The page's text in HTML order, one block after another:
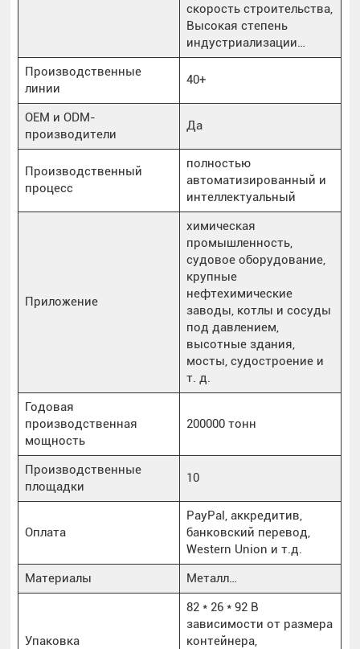
скорость строительства,
Высокая степень
индустриализации…
Производственные
линии
40+
OEM и ODM-
производители
Да
Производственный
процесс
полностью
автоматизированный и
интеллектуальный
Приложение
химическая
промышленность,
судовое оборудование,
крупные
нефтехимические
заводы, котлы и сосуды
под давлением,
высотные здания,
мосты, судостроение и
т. д.
Годовая
производственная
мощность
200000 тонн
Производственные
площадки
10
Оплата
PayPal, аккредитив,
банковский перевод,
Western Union и т.д.
Материалы
Металл…
Упаковка
82 * 26 * 92 В
зависимости от размера
контейнера,